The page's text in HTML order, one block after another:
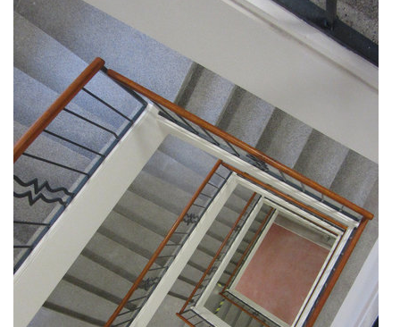
ziba muzeum současného skla
dob centrum dobřichovice